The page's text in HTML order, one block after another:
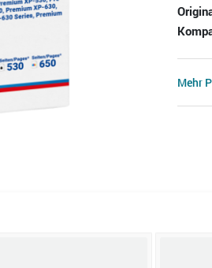
Mehr